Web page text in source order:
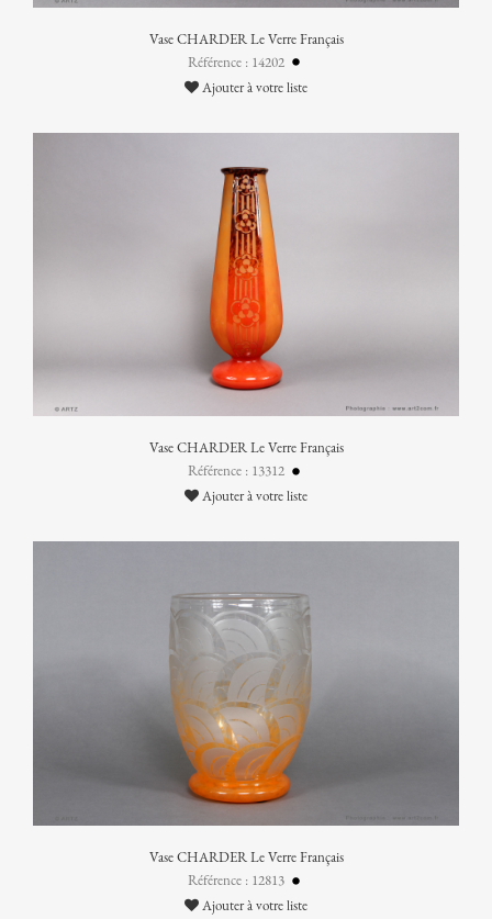
Vase CHARDER Le Verre Français
Référence : 14202
Ajouter à votre liste
Vase CHARDER Le Verre Français
Référence : 13312
Ajouter à votre liste
Vase CHARDER Le Verre Français
Référence : 12813
Ajouter à votre liste